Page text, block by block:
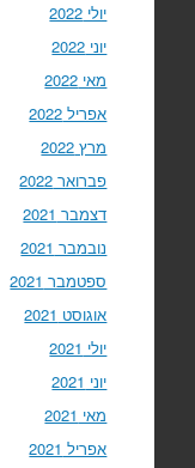
יולי 2022
יוני 2022
מאי 2022
אפריל 2022
מרץ 2022
פברואר 2022
דצמבר 2021
נובמבר 2021
ספטמבר 2021
אוגוסט 2021
יולי 2021
יוני 2021
מאי 2021
אפריל 2021